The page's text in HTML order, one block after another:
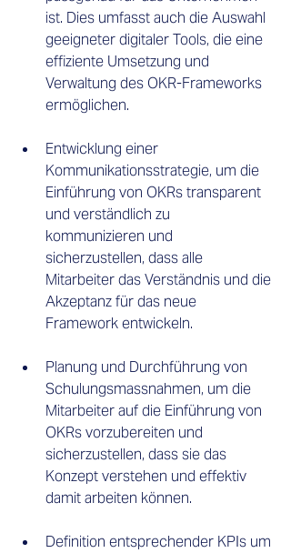
ist. Dies umfasst auch die Auswahl
geeigneter digitaler Tools, die eine
effiziente Umsetzung und
Verwaltung des OKR-Frameworks
ermöglichen.
Entwicklung einer
Kommunikationsstrategie, um die
Einführung von OKRs transparent
und verständlich zu
kommunizieren und
sicherzustellen, dass alle
Mitarbeiter das Verständnis und die
Akzeptanz für das neue
Framework entwickeln.
Planung und Durchführung von
Schulungsmassnahmen, um die
Mitarbeiter auf die Einführung von
OKRs vorzubereiten und
sicherzustellen, dass sie das
Konzept verstehen und effektiv
damit arbeiten können.
Definition entsprechender KPIs um